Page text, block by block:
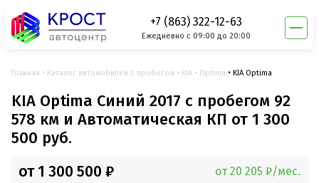
+7 (863) 322-12-63
Ежедневно с 09:00 до 20:00
Главная Каталог автомобилей с пробегом KIA Optima KIA Optima
KIA Optima Синий 2017 с пробегом 92
578 км и Автоматическая КП от 1 300
500 руб.
от 1 300 500 ₽ от 20 205 ₽/мес.